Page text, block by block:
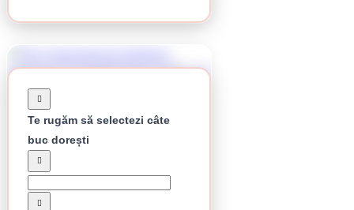
Disc diamantat de debitare Klingspor, DT 350
Te rugăm să selectezi câte
buc dorești